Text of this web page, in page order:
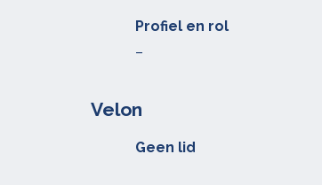
Profiel en rol
–
Velon
Geen lid